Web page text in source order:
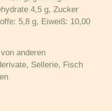
4,5 g, Zucker
5,8 g, Eiweiß: 10,00
anderen
Sellerie, Fisch